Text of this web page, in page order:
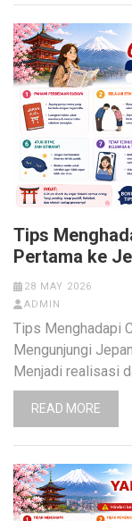
Tips
Pertama ke
28 MAY 2026
ADMIN
Tips Menghadapi
Mengunjungi
Menjadi realisasi
READ MORE